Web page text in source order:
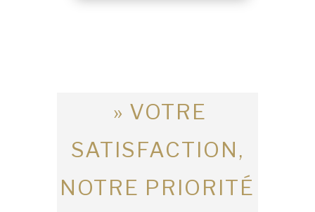
» VOTRE
SATISFACTION,
NOTRE PRIORITÉ